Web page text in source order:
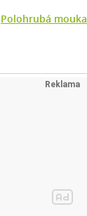
Polohrubá mouka